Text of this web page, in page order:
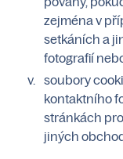
zejména v
setkáních a
fotografií
soubory
kontaktního
stránkách
jiných